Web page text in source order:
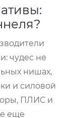
чудес не
нишах,
и силовой
ПЛИС и
еще